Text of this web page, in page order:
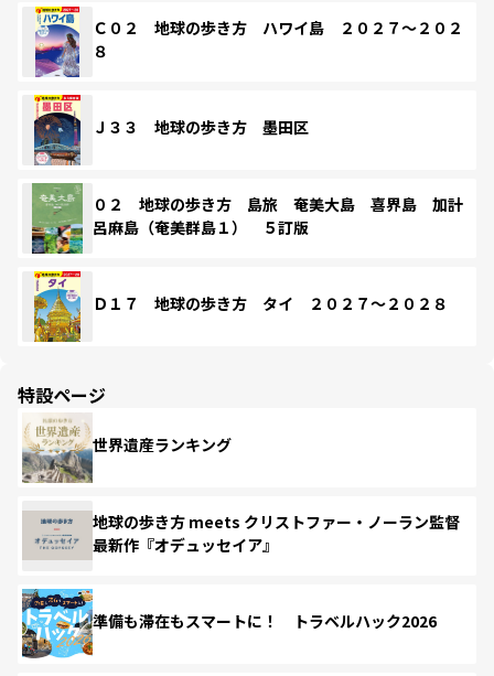
Ｃ０２ 地球の歩き方 ハワイ島 ２０２７～２０２
８
Ｊ３３ 地球の歩き方 墨田区
０２ 地球の歩き方 島旅 奄美大島 喜界島 加計
呂麻島（奄美群島１） ５訂版
Ｄ１７ 地球の歩き方 タイ ２０２７～２０２８
特設ページ
世界遺産ランキング
地球の歩き方 meets クリストファー・ノーラン監督
最新作『オデュッセイア』
準備も滞在もスマートに！ トラベルハック2026